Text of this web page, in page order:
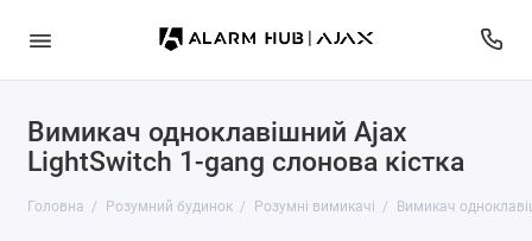
Вимикач одноклавішний Ajax
LightSwitch 1-gang слонова кістка
Головна Розумний будинок Розумні вимикачі Вимикач